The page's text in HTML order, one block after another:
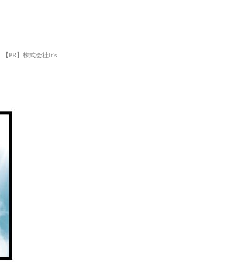
【PR】株式会社It’s